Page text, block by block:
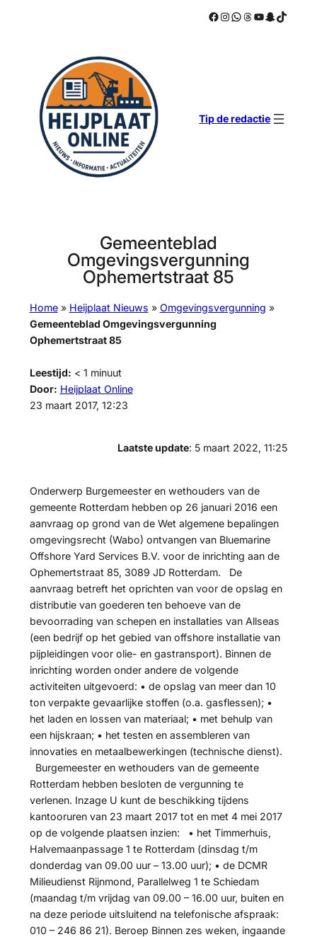
Facebook
Instagram
WhatsApp
Threads
YouTube
Snapchat
TikTok
Tip de redactie
Gemeenteblad
Omgevingsvergunning
Ophemertstraat 85
Home» Heijplaat Nieuws » Omgevingsvergunning »
Gemeenteblad Omgevingsvergunning
Ophemertstraat 85
Leestijd: < 1 minuut
Door: Heijplaat Online
23 maart 2017, 12:23
Laatste update: 5 maart 2022, 11:25
Onderwerp Burgemeester en wethouders van de
gemeente Rotterdam hebben op 26 januari 2016 een
aanvraag op grond van de Wet algemene bepalingen
omgevingsrecht (Wabo) ontvangen van Bluemarine
Offshore Yard Services B.V. voor de inrichting aan de
Ophemertstraat 85, 3089 JD Rotterdam. De
aanvraag betreft het oprichten van voor de opslag en
distributie van goederen ten behoeve van de
bevoorrading van schepen en installaties van Allseas
(een bedrijf op het gebied van offshore installatie van
pijpleidingen voor olie- en gastransport). Binnen de
inrichting worden onder andere de volgende
activiteiten uitgevoerd: • de opslag van meer dan 10
ton verpakte gevaarlijke stoffen (o.a. gasflessen); •
het laden en lossen van materiaal; • met behulp van
een hijskraan; • het testen en assembleren van
innovaties en metaalbewerkingen (technische dienst).
Burgemeester en wethouders van de gemeente
Rotterdam hebben besloten de vergunning te
verlenen. Inzage U kunt de beschikking tijdens
kantooruren van 23 maart 2017 tot en met 4 mei 2017
op de volgende plaatsen inzien: • het Timmerhuis,
Halvemaanpassage 1 te Rotterdam (dinsdag t/m
donderdag van 09.00 uur – 13.00 uur); • de DCMR
Milieudienst Rijnmond, Parallelweg 1 te Schiedam
(maandag t/m vrijdag van 09.00 – 16.00 uur, buiten en
na deze periode uitsluitend na telefonische afspraak:
010 – 246 86 21). Beroep Binnen zes weken, ingaande